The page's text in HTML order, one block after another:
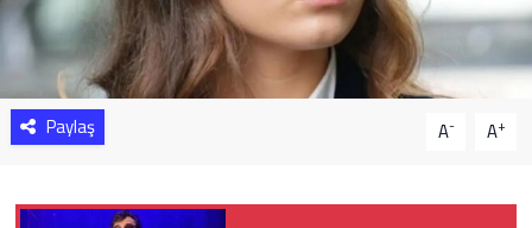
Paylaş A- A+
Resmi İlan
Resmi Reklam